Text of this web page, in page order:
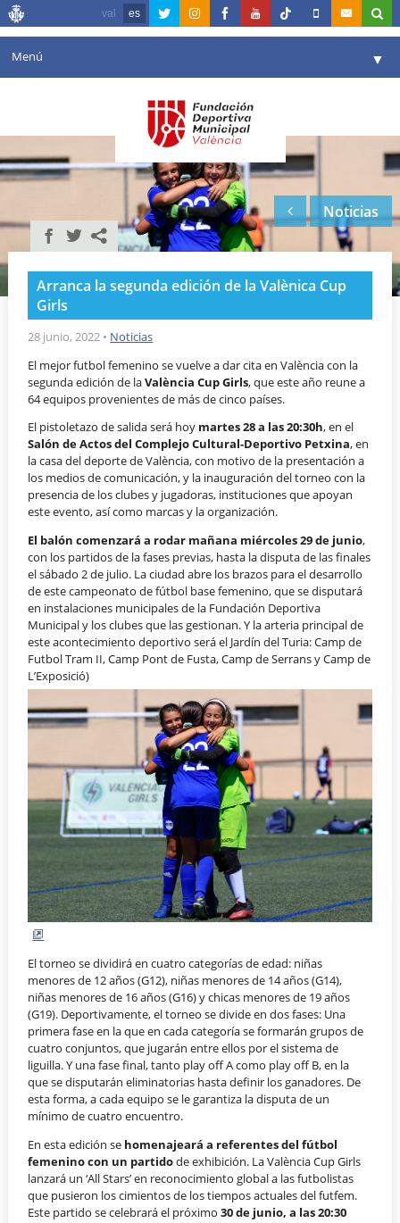
val es
Menú ▼
Agenda
Instalaciones ▼
▼
Valencia en deporte
Portal de Transparencia
Reservas
Noticias
Arranca la segunda edición de la Valènica Cup
Girls
28 junio, 2022 • Noticias
El mejor futbol femenino se vuelve a dar cita en València con la
segunda edición de laValència Cup Girls, que este año reune a
64 equipos provenientes de más de cinco países.
El pistoletazo de salida será hoy martes 28 a las 20:30h, en el
Salón de Actos del Complejo Cultural-Deportivo Petxina, en
la casa del deporte de València, con motivo de la presentación a
los medios de comunicación, y la inauguración del torneo con la
presencia de los clubes y jugadoras, instituciones que apoyan
este evento, así como marcas y la organización.
El balón comenzará a rodar mañana miércoles 29 de junio,
con los partidos de la fases previas, hasta la disputa de las finales
el sábado 2 de julio. La ciudad abre los brazos para el desarrollo
de este campeonato de fútbol base femenino, que se disputará
en instalaciones municipales de la Fundación Deportiva
Municipal y los clubes que las gestionan. Y la arteria principal de
este acontecimiento deportivo será el Jardín del Turia: Camp de
Futbol Tram II, Camp Pont de Fusta, Camp de Serrans y Camp de
L’Exposició)
El torneo se dividirá en cuatro categorías de edad: niñas
menores de 12 años (G12), niñas menores de 14 años (G14),
niñas menores de 16 años (G16) y chicas menores de 19 años
(G19). Deportivamente, el torneo se divide en dos fases: Una
primera fase en la que en cada categoría se formarán grupos de
cuatro conjuntos, que jugarán entre ellos por el sistema de
liguilla. Y una fase final, tanto play off A como play off B, en la
que se disputarán eliminatorias hasta definir los ganadores. De
esta forma, a cada equipo se le garantiza la disputa de un
mínimo de cuatro encuentro.
En esta edición se homenajeará a referentes del fútbol
femenino con un partidode exhibición. La València Cup Girls
lanzará un ‘All Stars’ en reconocimiento global a las futbolistas
que pusieron los cimientos de los tiempos actuales del futfem.
Este partido se celebrará el próximo30 de junio, a las 20:30